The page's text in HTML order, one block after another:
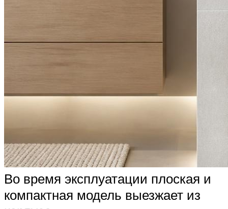
Во время эксплуатации плоская и
компактная модель выезжает из